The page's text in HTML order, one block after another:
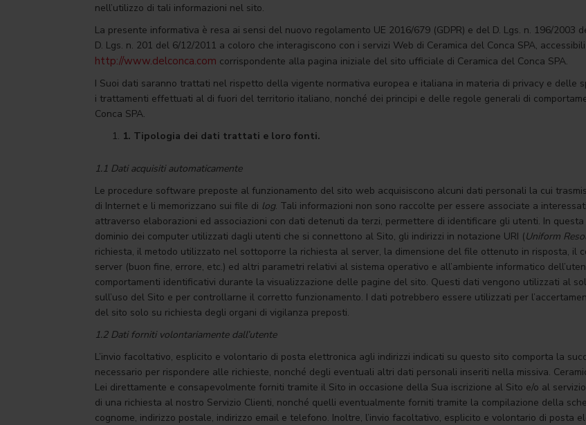
nell’utilizzo di tali informazioni nel sito.
La presente informativa è resa ai sensi del nuovo regolamento UE 2016/679 (GDPR) e del D. Lgs. n. 196/
D. Lgs. n. 201 del 6/12/2011 a coloro che interagiscono con i servizi Web di Ceramica del Conca SPA,
http://www.delconca.com corrispondente alla pagina iniziale del sito ufficiale di Ceramica del Conca SPA.
I Suoi dati saranno trattati nel rispetto della vigente normativa europea e italiana in materia di privacy e delle
i trattamenti effettuati al di fuori del territorio italiano, nonché dei principi e delle regole generali di
Conca SPA.
1. Tipologia dei dati trattati e loro fonti.
1.1 Dati acquisiti automaticamente
Le procedure software preposte al funzionamento del sito web acquisiscono alcuni dati personali la cui
di Internet e li memorizzano sui file di log. Tali informazioni non sono raccolte per essere associate a
attraverso elaborazioni ed associazioni con dati detenuti da terzi, permettere di identificare gli utenti. In
dominio dei computer utilizzati dagli utenti che si connettono al Sito, gli indirizzi in notazione URI (Uniform
richiesta, il metodo utilizzato nel sottoporre la richiesta al server, la dimensione del file ottenuto in risposta, il
server (buon fine, errore, etc.) ed altri parametri relativi al sistema operativo e all’ambiente informatico
comportamenti identificativi durante la visualizzazione delle pagine del sito. Questi dati vengono utilizzati al
sull’uso del Sito e per controllarne il corretto funzionamento. I dati potrebbero essere utilizzati per
del sito solo su richiesta degli organi di vigilanza preposti.
1.2 Dati forniti volontariamente dall’utente
L’invio facoltativo, esplicito e volontario di posta elettronica agli indirizzi indicati su questo sito comporta la
necessario per rispondere alle richieste, nonché degli eventuali altri dati personali inseriti nella missiva.
Lei direttamente e consapevolmente forniti tramite il Sito in occasione della Sua iscrizione al Sito e/o al
di una richiesta al nostro Servizio Clienti, nonché quelli eventualmente forniti tramite la compilazione della
cognome, indirizzo postale, indirizzo email e telefono. Inoltre, l’invio facoltativo, esplicito e volontario di posta